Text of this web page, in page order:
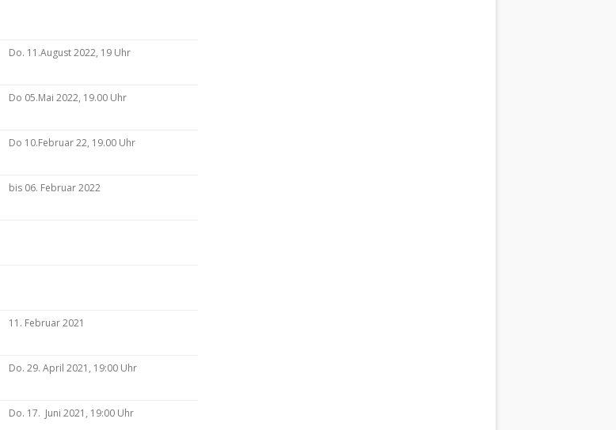
Do. 11.August 2022, 19 Uhr
Do 05.Mai 2022, 19.00 Uhr
Do 10.Februar 22, 19.00 Uhr
bis 06. Februar 2022
11. Februar 2021
Do. 29. April 2021, 19:00 Uhr
Do. 17. Juni 2021, 19:00 Uhr